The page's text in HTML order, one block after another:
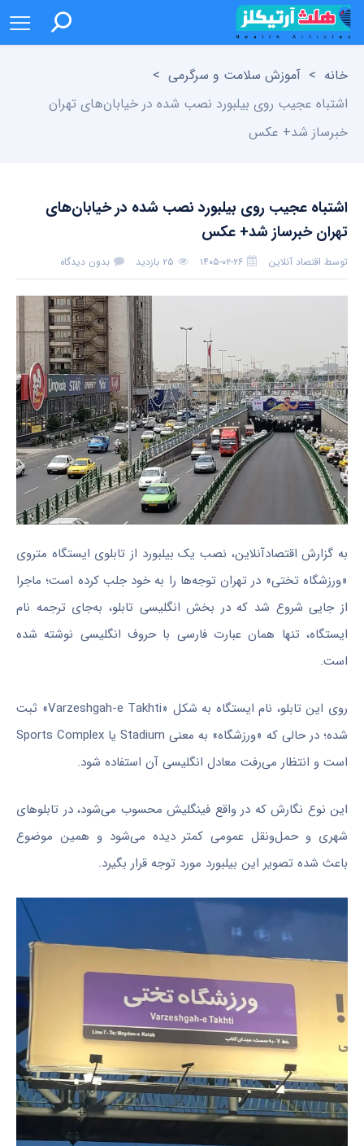
خانه > آموزش سلامت و سرگرمی >
اشتباه عجیب روی بیلبورد نصب شده در خیابان‌های تهران
خبرساز شد+ عکس
اشتباه عجیب روی بیلبورد نصب شده در خیابان‌های
تهران خبرساز شد+ عکس
توسط اقتصاد آنلاین ۱۴۰۵-۰۲-۲۶ ۲۵ بازدید بدون دیدگاه
به گزارش اقتصادآنلاین، نصب یک بیلبورد از تابلوی ایستگاه متروی
«ورزشگاه تختی» در تهران توجه‌ها را به خود جلب کرده است؛ ماجرا
از جایی شروع شد که در بخش انگلیسی تابلو، به‌جای ترجمه نام
ایستگاه، تنها همان عبارت فارسی با حروف انگلیسی نوشته شده
است.
روی این تابلو، نام ایستگاه به شکل «Varzeshgah-e Takhti» ثبت
شده؛ در حالی که «ورزشگاه» به معنی Stadium یا Sports Complex
است و انتظار می‌رفت معادل انگلیسی آن استفاده شود.
این نوع نگارش که در واقع فینگلیش محسوب می‌شود، در تابلو‌های
شهری و حمل‌ونقل عمومی کمتر دیده می‌شود و همین موضوع
باعث شده تصویر این بیلبورد مورد توجه قرار بگیرد.